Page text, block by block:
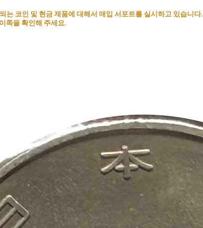
는 코인 및 현금 제품에 대해서 매입 서포트를 실시하고 있습니다.
쪽을 확인해 주세요.